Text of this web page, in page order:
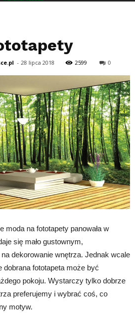
- 28 lipca 2018 2599 0
moda na fototapety panowała w
się mało gustownym,
na dekorowanie wnętrza. Jednak wcale
fototapeta może być
pokoju. Wystarczy tylko dobrze
preferujemy i wybrać coś, co
motyw.